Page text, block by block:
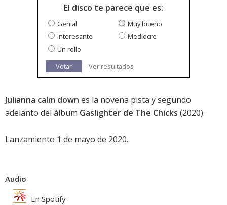
El disco te parece que es:
Genial
Muy bueno
Interesante
Mediocre
Un rollo
Votar
Ver resultados
Julianna calm down es la novena pista y segundo
adelanto del álbum Gaslighter de The Chicks (2020).
Lanzamiento 1 de mayo de 2020.
Audio
En Spotify